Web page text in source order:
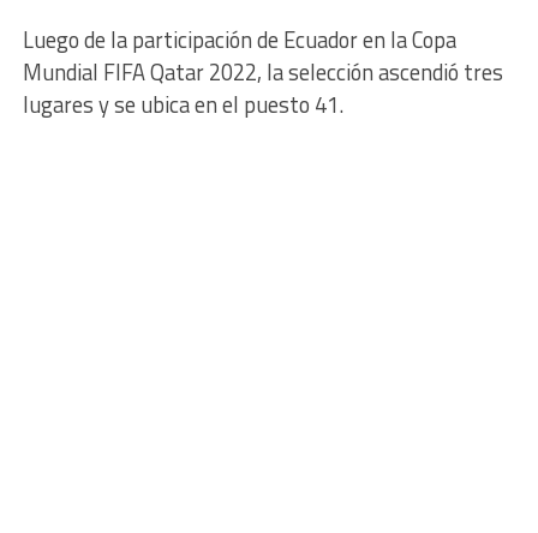
Luego de la participación de Ecuador en la Copa
Mundial FIFA Qatar 2022, la selección ascendió tres
lugares y se ubica en el puesto 41.